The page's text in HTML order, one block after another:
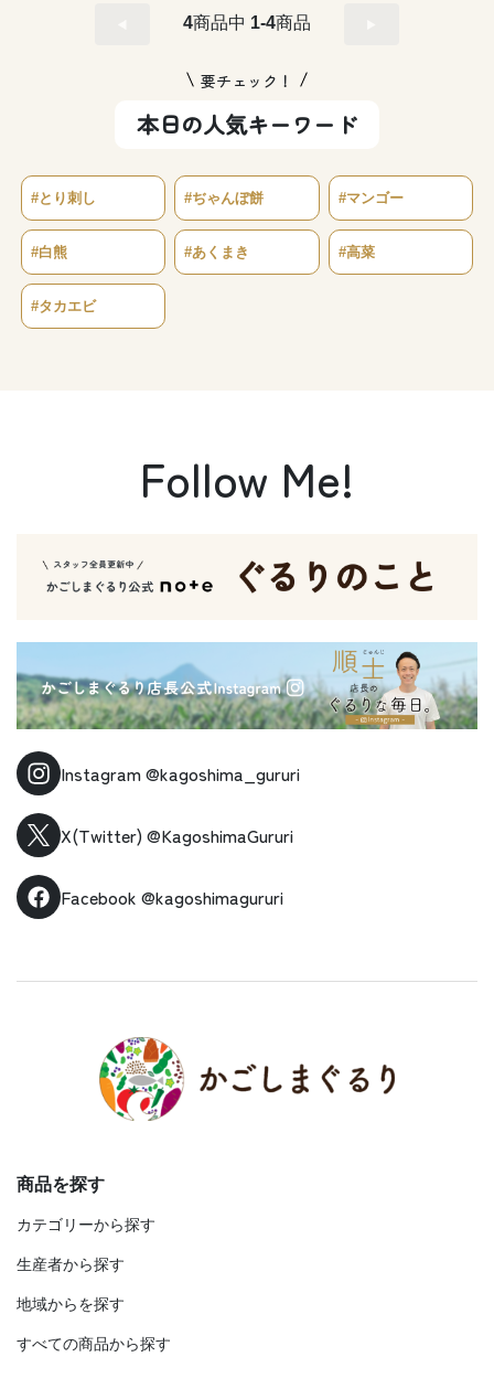
4商品中 1-4商品
要チェック！
本日の人気キーワード
#とり刺し #ぢゃんぼ餅 #マンゴー
#白熊 #あくまき #高菜
#タカエビ
Follow Me!
Instagram@kagoshima_gururi
X(Twitter) @KagoshimaGururi
Facebook @kagoshimagururi
商品を探す
カテゴリーから探す
生産者から探す
地域からを探す
すべての商品から探す